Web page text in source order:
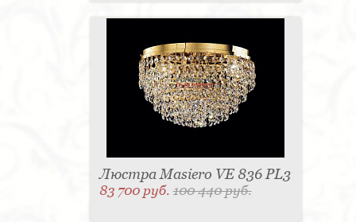
Люстра Masiero VE 836 PL3
83 700 руб.100 440 руб.